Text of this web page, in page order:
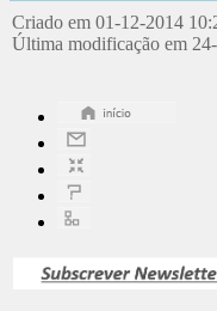
Criado em 01-12-2014
Última modificação em